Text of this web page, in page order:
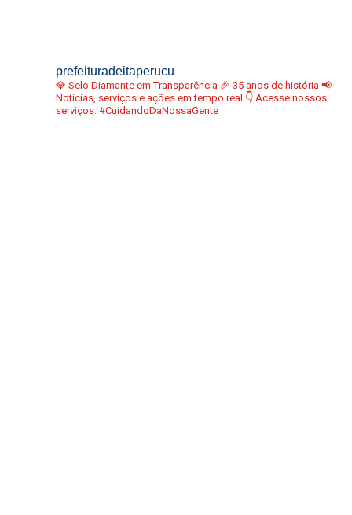
prefeituradeitaperucu
💎 Selo Diamante em Transparência 🎉 35 anos de história 📢
Notícias, serviços e ações em tempo real 👇 Acesse nossos
serviços: #CuidandoDaNossaGente